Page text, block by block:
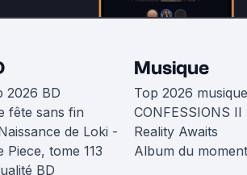
2026 BD
fête sans fin
de Loki -
Piece, tome 113
BD
Musique
Top 2026
CONFESSIONS II
Reality Awaits
Album du moment